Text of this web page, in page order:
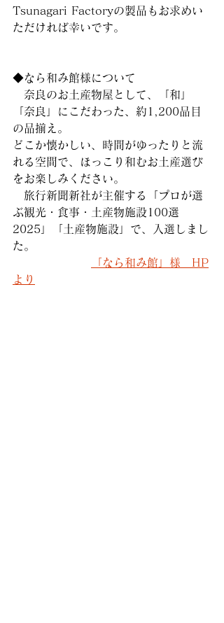
Tsunagari Factoryの製品もお求めい
ただければ幸いです。
◆なら和み館様について
奈良のお土産物屋として、「和」
「奈良」にこだわった、約1,200品目
の品揃え。
どこか懐かしい、時間がゆったりと流
れる空間で、ほっこり和むお土産選び
をお楽しみください。
旅行新聞新社が主催する「プロが選
ぶ観光・食事・土産物施設100選
2025」「土産物施設」で、入選しまし
た。
「なら和み館」様　HP
より